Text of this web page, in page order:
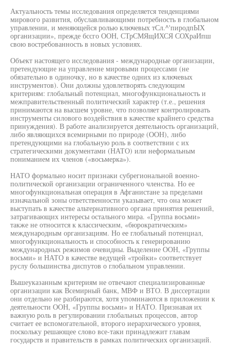
Актуальность темы исследования определяется тенденциями
мирового развития, обуславливающими потребность в глобальном
управлении, и меняющейся ролью ключевых тСл.^'пиродпЫХ
организации», прежде бссго ООН, СТрСМЯщИХСЯ СОХраИпш
свою востребованность в новых условиях.
Объект настоящего исследования - международные организации,
претендующие на управление мировыми процессами (не
обязательно в одиночку, но в качестве одних из ключевых
инструментов). Они должны удовлетворять следующим
критериям: глобальный потенциал, многофункциональность и
межправительственный политический характер (т.е., решения
принимаются на высшем уровне, что позволяет контролировать
инструменты силового воздействия в качестве крайнего средства
принуждения). В работе анализируется деятельность организаций,
либо являющихся всемирными по природе (ООН), либо
претендующими на глобальную роль в соответствии с их
стратегическими документами (НАТО) или неформальным
пониманием их членов («восьмерка»).
НАТО формально носит признаки субрегиональной военно-
политической организации ограниченного членства. Но ее
многофункциональная операция в Афганистане за пределами
изначальной зоны ответственности указывает, что она может
выступать в качестве альтернативного органа принятия решений,
затрагивающих интересы остального мира. «Группа восьми»
также не относится к классическим, «бюрократическим»
международным организациям. Но ее глобальный потенциал,
многофункциональность и способность к генерированию
международных режимов очевидны. Выделение ООН, «Группы
восьми» и НАТО в качестве ведущей «тройки» соответствует
руслу большинства диспутов о глобальном управлении.
Вышеуказанным критериям не отвечают специализированные
организации как Всемирный банк, МВФ и ВТО. В диссертации
они отдельно не разбираются, хотя упоминаются в приложении к
деятельности ООН, «Группы восьми» и НАТО. Признавая их
важную роль в регулировании глобальных процессов, автор
считает ее вспомогательной, второго иерархического уровня,
поскольку решающее слово все-таки принадлежит главам
государств и правительств в рамках политических организаций.